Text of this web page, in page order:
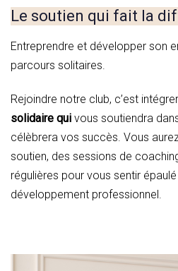
Le soutien qui fait la
Entreprendre et développer son
parcours solitaires.
Rejoindre notre club, c’est intégrer
solidaire qui vous soutiendra
célèbrera vos succès. Vous
soutien, des sessions de
régulières pour vous sentir
développement professionnel.